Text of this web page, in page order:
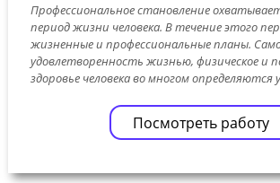
Профессиональное становление
период жизни человека. В течение этого
жизненные и профессиональные планы.
удовлетворенность жизнью, физическое и
здоровье человека во многом определяются
Посмотреть работу